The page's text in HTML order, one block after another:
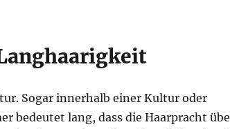
Sogar innerhalb einer Kultur oder
bedeutet lang, dass die Haarpracht